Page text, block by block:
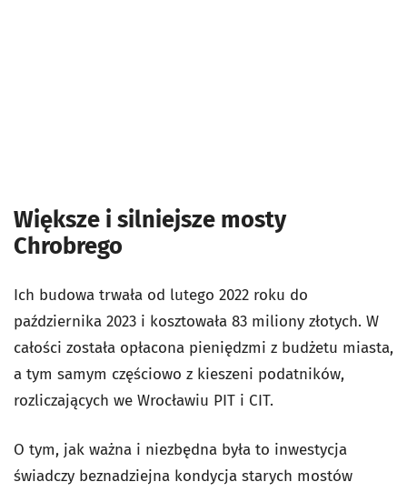
Większe i silniejsze mosty
Chrobrego
Ich budowa trwała od lutego 2022 roku do
października 2023 i kosztowała 83 miliony złotych. W
całości została opłacona pieniędzmi z budżetu miasta,
a tym samym częściowo z kieszeni podatników,
rozliczających we Wrocławiu PIT i CIT.
O tym, jak ważna i niezbędna była to inwestycja
świadczy beznadziejna kondycja starych mostów